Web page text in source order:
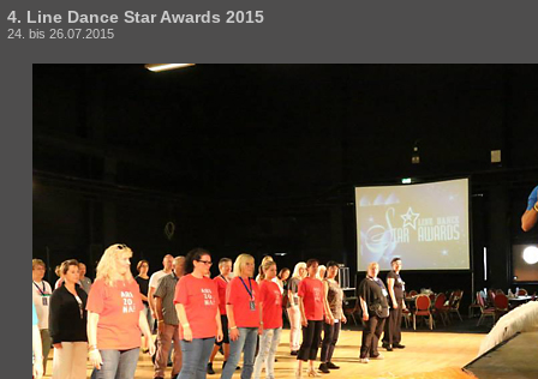
4. Line Dance Star Awards 2015
24. bis 26.07.2015